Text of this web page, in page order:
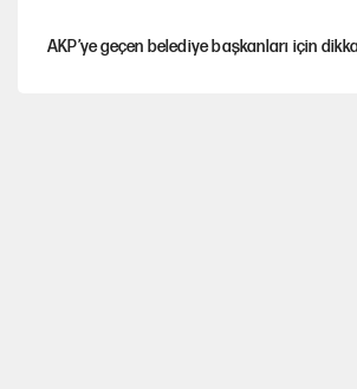
AKP’ye geçen belediye başkanları için